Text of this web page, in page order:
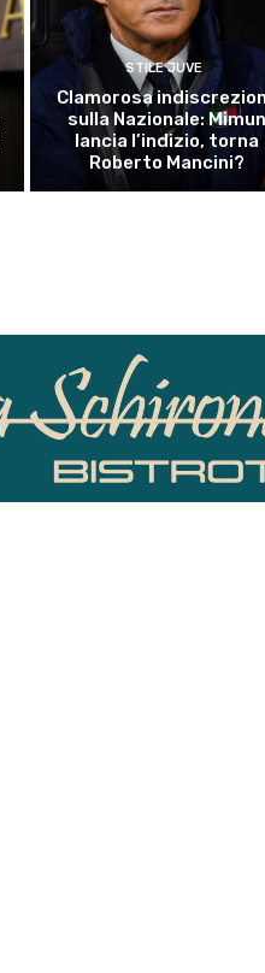
STILE JUVE
Clamorosa
sulla Nazionale: Mimun
lancia l’indizio, torna
Roberto Mancini?